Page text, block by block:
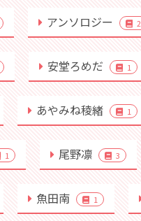
アンソロジー 2
安堂ろめだ 1
あやみね稜緒 1
1 尾野凛 3
魚田南 1